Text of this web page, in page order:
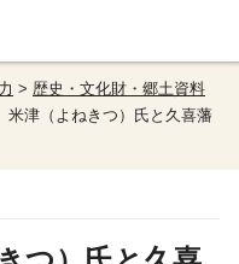
> 歴史・文化財・郷土資料
津（よねきつ）氏と久喜藩